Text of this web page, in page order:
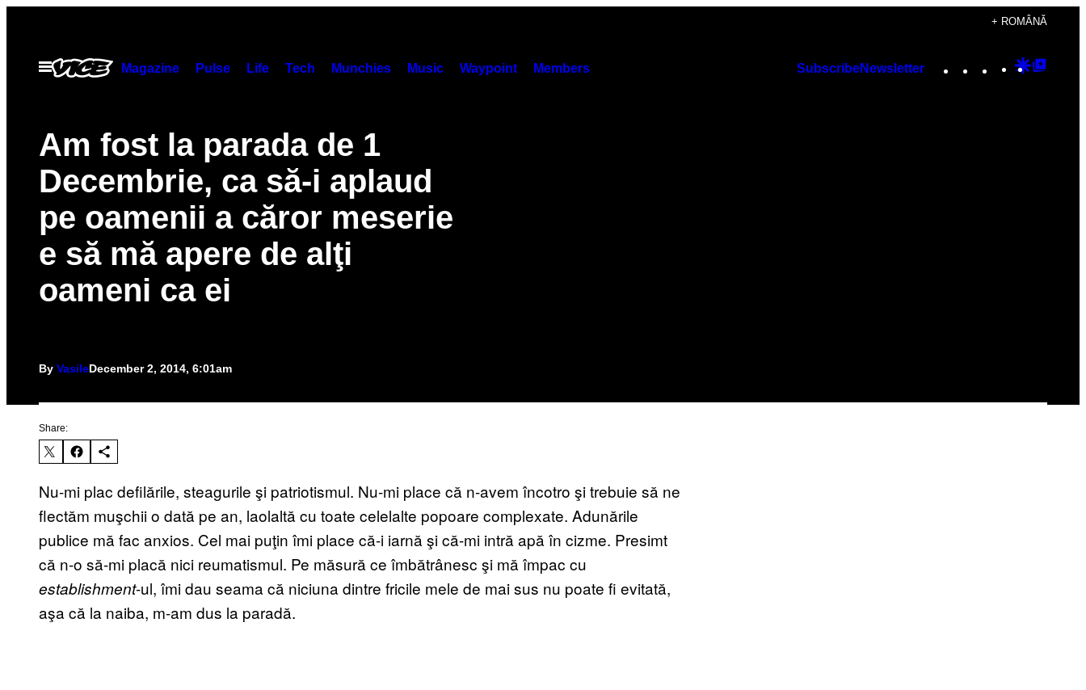
content
+ ROMÂNĂ
Open
Menu
Magazine Pulse Life Tech Munchies Music Waypoint Members SubscribeNewsletter Instagram
TikTok
YouTube
Google
Am fost la parada de 1
Decembrie, ca să-i aplaud
pe oamenii a căror meserie
e să mă apere de alţi
oameni ca ei
By VasileDecember 2, 2014, 6:01am
Share:
​Nu-mi plac defilările, steagurile şi patriotismul. Nu-mi place că n-avem încotro şi trebuie să ne
flectăm muşchii o dată pe an, laolaltă cu toate celelalte popoare complexate. Adunările
publice mă fac anxios. Cel mai puţin îmi place că-i iarnă şi că-mi intră apă în cizme. Presimt
că n-o să-mi placă nici reumatismul. Pe măsură ce îmbătrânesc şi mă împac cu
establishment-ul, îmi dau seama că niciuna dintre fricile mele de mai sus nu poate fi evitată,
aşa că la naiba, m-am dus la paradă.